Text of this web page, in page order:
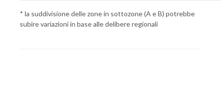
* la suddivisione delle zone in sottozone (A e B) potrebbe
subire variazioni in base alle delibere regionali